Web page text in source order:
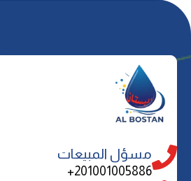
مسؤل المبيعات
201001005886+